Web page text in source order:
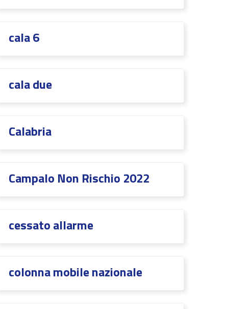
cala 6
cala due
Calabria
CampaIo Non Rischio 2022
cessato allarme
colonna mobile nazionale